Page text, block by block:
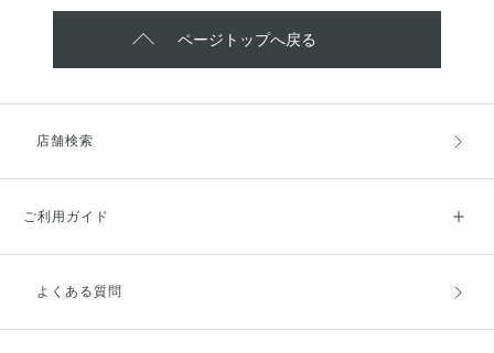
ページトップへ戻る
店舗検索
ご利用ガイド
ご利用ガイドトップ
よくある質問